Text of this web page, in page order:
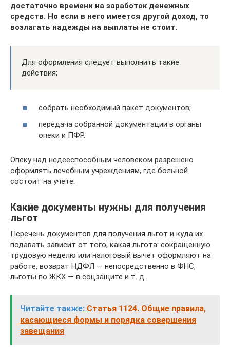
достаточно времени на заработок денежных
средств. Но если в него имеется другой доход, то
возлагать надежды на выплаты не стоит.
Для оформления следует выполнить такие
действия;
собрать необходимый пакет документов;
передача собранной документации в органы
опеки и ПФР.
Опеку над недееспособным человеком разрешено
оформлять лечебным учреждениям, где больной
состоит на учете.
Какие документы нужны для получения
льгот
Перечень документов для получения льгот и куда их
подавать зависит от того, какая льгота: сокращенную
трудовую неделю или налоговый вычет оформляют на
работе, возврат НДФЛ — непосредственно в ФНС,
льготы по ЖКХ — в соцзащите и т. д.
Читайте также: Статья 1124. Общие правила,
касающиеся формы и порядка совершения
завещания